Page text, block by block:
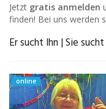
Jetzt gratis anmelden
finden! Bei uns werden
Er sucht Ihn | Sie
online